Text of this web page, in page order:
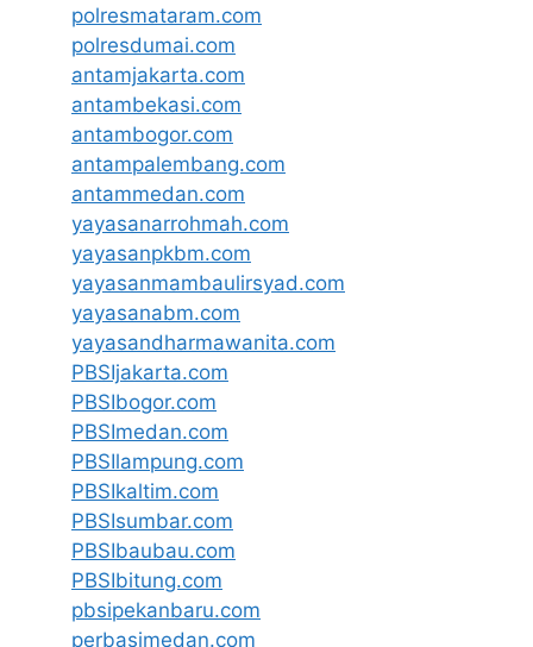
polresmataram.com
polresdumai.com
antamjakarta.com
antambekasi.com
antambogor.com
antampalembang.com
antammedan.com
yayasanarrohmah.com
yayasanpkbm.com
yayasanmambaulirsyad.com
yayasanabm.com
yayasandharmawanita.com
PBSIjakarta.com
PBSIbogor.com
PBSImedan.com
PBSIlampung.com
PBSIkaltim.com
PBSIsumbar.com
PBSIbaubau.com
PBSIbitung.com
pbsipekanbaru.com
perbasimedan.com